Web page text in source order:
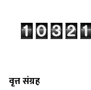
वृत्त संग्रह